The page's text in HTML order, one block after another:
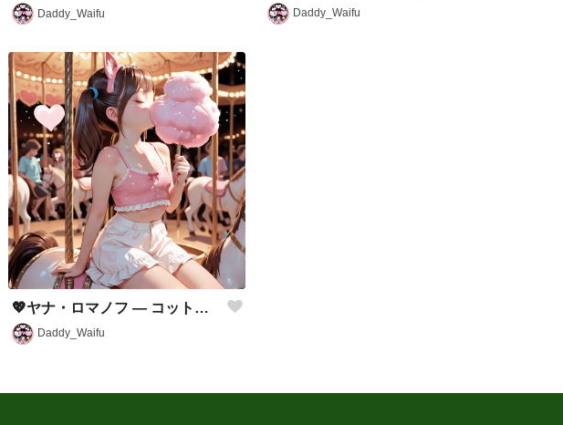
Daddy_Waifu Daddy_Waifu
💖ヤナ・ロマノフ — コットンキャンディ💖
Daddy_Waifu